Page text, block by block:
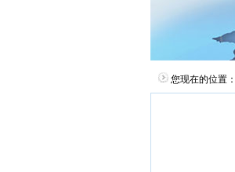
您现在的位置：